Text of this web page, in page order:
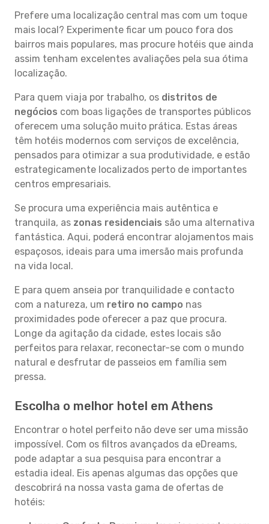
Prefere uma localização central mas com um toque
mais local? Experimente ficar um pouco fora dos
bairros mais populares, mas procure hotéis que ainda
assim tenham excelentes avaliações pela sua ótima
localização.
Para quem viaja por trabalho, os distritos de
negócios com boas ligações de transportes públicos
oferecem uma solução muito prática. Estas áreas
têm hotéis modernos com serviços de excelência,
pensados para otimizar a sua produtividade, e estão
estrategicamente localizados perto de importantes
centros empresariais.
Se procura uma experiência mais autêntica e
tranquila, as zonas residenciais são uma alternativa
fantástica. Aqui, poderá encontrar alojamentos mais
espaçosos, ideais para uma imersão mais profunda
na vida local.
E para quem anseia por tranquilidade e contacto
com a natureza, um retiro no campo nas
proximidades pode oferecer a paz que procura.
Longe da agitação da cidade, estes locais são
perfeitos para relaxar, reconectar-se com o mundo
natural e desfrutar de passeios em família sem
pressa.
Escolha o melhor hotel em Athens
Encontrar o hotel perfeito não deve ser uma missão
impossível. Com os filtros avançados da eDreams,
pode adaptar a sua pesquisa para encontrar a
estadia ideal. Eis apenas algumas das opções que
descobrirá na nossa vasta gama de ofertas de
hotéis: